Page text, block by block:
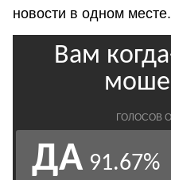
новости в одном месте.